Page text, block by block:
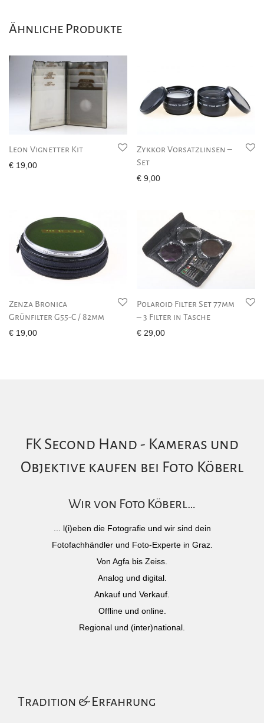
Ähnliche Produkte
Leon Vignetter Kit
€ 19,00
Zykkor Vorsatzlinsen –
Set
€ 9,00
Zenza Bronica
Grünfilter G55-C / 82mm
€ 19,00
Polaroid Filter Set 77mm
– 3 Filter in Tasche
€ 29,00
FK Second Hand - Kameras und
Objektive kaufen bei Foto Köberl
Wir von Foto Köberl…
... l(i)eben die Fotografie und wir sind dein
Fotofachhändler und Foto-Experte in Graz.
Von Agfa bis Zeiss.
Analog und digital.
Ankauf und Verkauf.
Offline und online.
Regional und (inter)national.
Tradition & Erfahrung